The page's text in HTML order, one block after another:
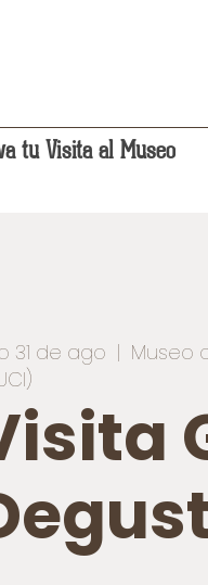
tu Visita al Museo
31 de ago
  |
Museo